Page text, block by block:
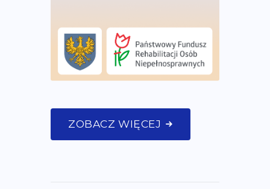
ZOBACZ WIĘCEJ